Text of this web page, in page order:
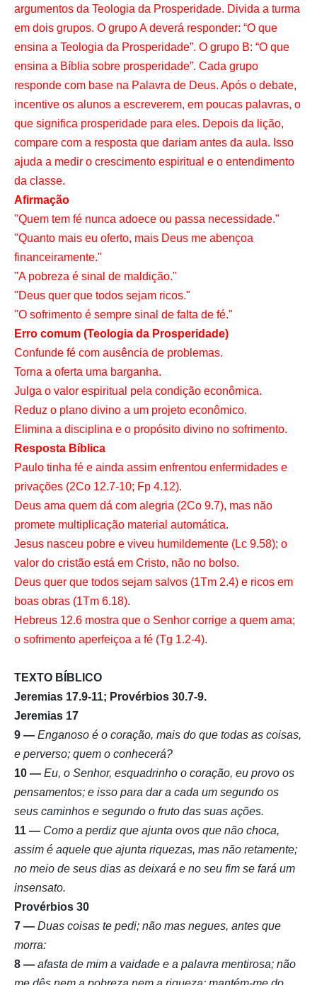
argumentos da Teologia da Prosperidade. Divida a turma
em dois grupos. O grupo A deverá responder: “O que
ensina a Teologia da Prosperidade”. O grupo B: “O que
ensina a Bíblia sobre prosperidade”. Cada grupo
responde com base na Palavra de Deus. Após o debate,
incentive os alunos a escreverem, em poucas palavras, o
que significa prosperidade para eles. Depois da lição,
compare com a resposta que dariam antes da aula. Isso
ajuda a medir o crescimento espiritual e o entendimento
da classe.
Afirmação
"Quem tem fé nunca adoece ou passa necessidade."
"Quanto mais eu oferto, mais Deus me abençoa
financeiramente."
"A pobreza é sinal de maldição."
"Deus quer que todos sejam ricos."
"O sofrimento é sempre sinal de falta de fé."
Erro comum (Teologia da Prosperidade)
Confunde fé com ausência de problemas.
Torna a oferta uma barganha.
Julga o valor espiritual pela condição econômica.
Reduz o plano divino a um projeto econômico.
Elimina a disciplina e o propósito divino no sofrimento.
Resposta Bíblica
Paulo tinha fé e ainda assim enfrentou enfermidades e
privações (2Co 12.7-10; Fp 4.12).
Deus ama quem dá com alegria (2Co 9.7), mas não
promete multiplicação material automática.
Jesus nasceu pobre e viveu humildemente (Lc 9.58); o
valor do cristão está em Cristo, não no bolso.
Deus quer que todos sejam salvos (1Tm 2.4) e ricos em
boas obras (1Tm 6.18).
Hebreus 12.6 mostra que o Senhor corrige a quem ama;
o sofrimento aperfeiçoa a fé (Tg 1.2-4).
TEXTO BÍBLICO
Jeremias 17.9-11; Provérbios 30.7-9.
Jeremias 17
9 — Enganoso é o coração, mais do que todas as coisas,
e perverso; quem o conhecerá?
10 — Eu, o Senhor, esquadrinho o coração, eu provo os
pensamentos; e isso para dar a cada um segundo os
seus caminhos e segundo o fruto das suas ações.
11 — Como a perdiz que ajunta ovos que não choca,
assim é aquele que ajunta riquezas, mas não retamente;
no meio de seus dias as deixará e no seu fim se fará um
insensato.
Provérbios 30
7 — Duas coisas te pedi; não mas negues, antes que
morra:
8 — afasta de mim a vaidade e a palavra mentirosa; não